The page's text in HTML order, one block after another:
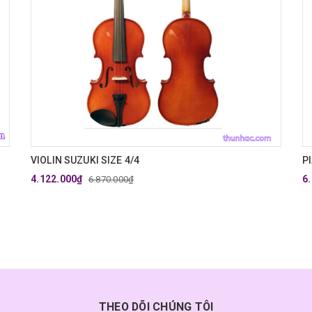
VIOLIN SUZUKI SIZE 4/4
4.122.000₫ 6.870.000₫
THEO DÕI CHÚNG TÔI